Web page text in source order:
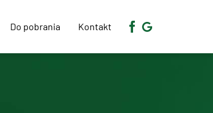
Do pobrania Kontakt